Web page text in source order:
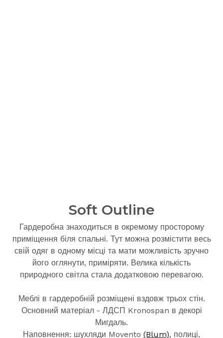
Soft Outline
Гардеробна знаходиться в окремому просторому
приміщення біля спальні. Тут можна розмістити весь
свій одяг в одному місці та мати можливість зручно
його оглянути, приміряти. Велика кількість
природного світла стала додатковою перевагою.
Меблі в гардеробній розміщені вздовж трьох стін.
Основний матеріал - ЛДСП Kronospan в декорі
Мигдаль.
Наповнення: шухляди Movento (Blum), полиці,